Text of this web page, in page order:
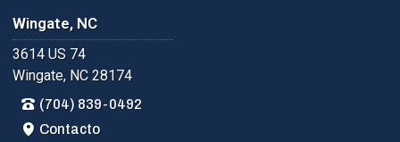
Wingate, NC
3614 US 74
Wingate, NC 28174
(704) 839-0492
Contacto